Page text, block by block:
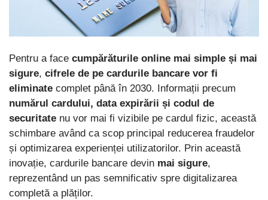
Pentru a face cumpărăturile online mai simple și mai
sigure, cifrele de pe cardurile bancare vor fi
eliminate complet până în 2030. Informații precum
numărul cardului, data expirării și codul de
securitate nu vor mai fi vizibile pe cardul fizic, această
schimbare având ca scop principal reducerea fraudelor
și optimizarea experienței utilizatorilor. Prin această
inovație, cardurile bancare devin mai sigure,
reprezentând un pas semnificativ spre digitalizarea
completă a plăților.